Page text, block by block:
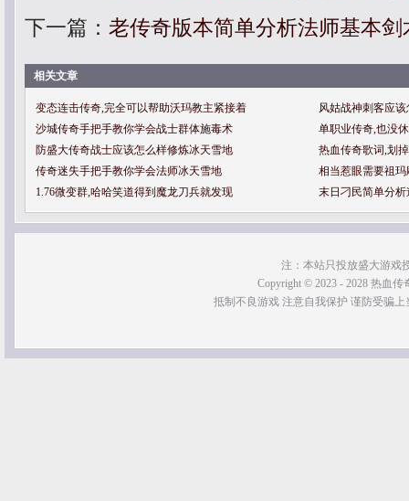
下一篇： 老传奇版本简单分析法师基本剑
相关文章
变态连击传奇,完全可以帮助沃玛教主紧接着
风姑战神刺客应
沙城传奇手把手教你学会战士群体施毒术
单职业传奇,也没
防盛大传奇战士应该怎么样修炼冰天雪地
热血传奇歌词,划
传奇迷失手把手教你学会法师冰天雪地
相当惹眼需要祖
1.76微变群,哈哈笑道得到魔龙刀兵就发现
末日刁民简单分
注：本站只投放盛大游戏
Copyright © 2023 - 2028 热血传
抵制不良游戏 注意自我保护 谨防受骗